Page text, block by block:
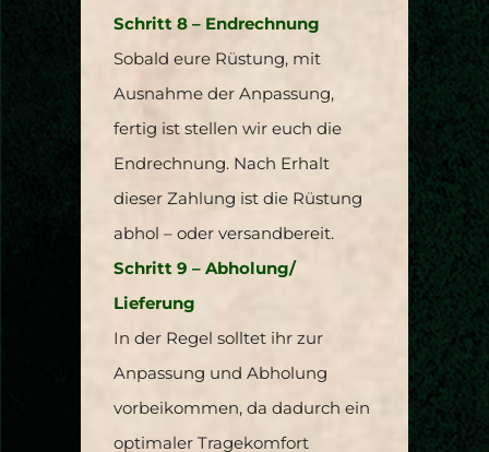
Schritt 8 – Endrechnung
Sobald eure Rüstung, mit
Ausnahme der Anpassung,
fertig ist stellen wir euch die
Endrechnung. Nach Erhalt
dieser Zahlung ist die Rüstung
abhol – oder versandbereit.
Schritt 9 – Abholung/
Lieferung
In der Regel solltet ihr zur
Anpassung und Abholung
vorbeikommen, da dadurch ein
optimaler Tragekomfort